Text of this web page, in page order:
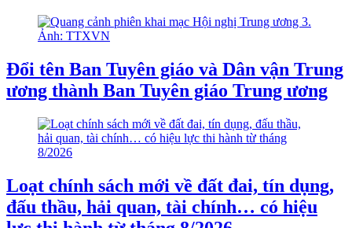
Đổi tên Ban Tuyên giáo và Dân vận Trung
ương thành Ban Tuyên giáo Trung ương
Loạt chính sách mới về đất đai, tín dụng,
đấu thầu, hải quan, tài chính… có hiệu